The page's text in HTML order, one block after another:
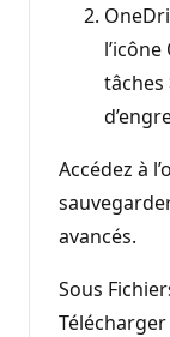
tâches
Accédez à
avancés.
Sous